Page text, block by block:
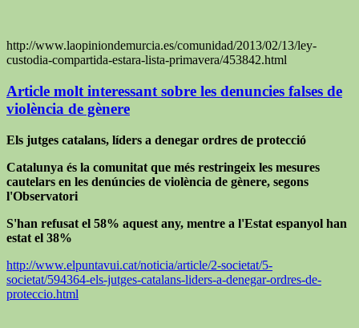
http://www.laopiniondemurcia.es/comunidad/2013/02/13/ley-
custodia-compartida-estara-lista-primavera/453842.html
Article molt interessant sobre les denuncies falses de
violència de gènere
Els jutges catalans, líders a denegar ordres de protecció
Catalunya és la comunitat que més restringeix les mesures
cautelars en les denúncies de violència de gènere, segons
l'Observatori
S'han refusat el 58% aquest any, mentre a l'Estat espanyol han
estat el 38%
http://www.elpuntavui.cat/noticia/article/2-societat/5-
societat/594364-els-jutges-catalans-liders-a-denegar-ordres-de-
proteccio.html